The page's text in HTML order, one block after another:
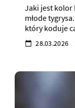
Jaki jest kolor
młode
który koduje
28.03.2026